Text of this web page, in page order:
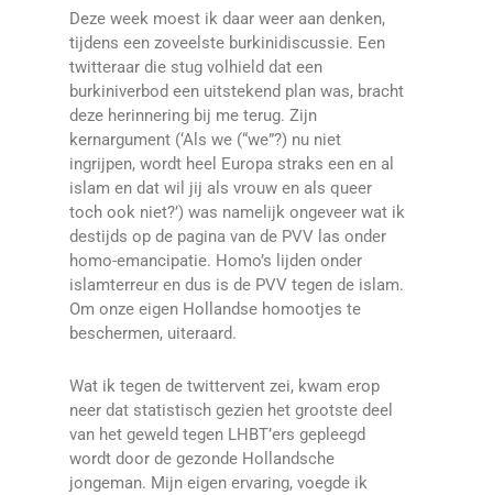
Deze week moest ik daar weer aan denken,
tijdens een zoveelste burkinidiscussie. Een
twitteraar die stug volhield dat een
burkiniverbod een uitstekend plan was, bracht
deze herinnering bij me terug. Zijn
kernargument (‘Als we (“we”?) nu niet
ingrijpen, wordt heel Europa straks een en al
islam en dat wil jij als vrouw en als queer
toch ook niet?’) was namelijk ongeveer wat ik
destijds op de pagina van de PVV las onder
homo-emancipatie. Homo’s lijden onder
islamterreur en dus is de PVV tegen de islam.
Om onze eigen Hollandse homootjes te
beschermen, uiteraard.
Wat ik tegen de twittervent zei, kwam erop
neer dat statistisch gezien het grootste deel
van het geweld tegen LHBT’ers gepleegd
wordt door de gezonde Hollandsche
jongeman. Mijn eigen ervaring, voegde ik